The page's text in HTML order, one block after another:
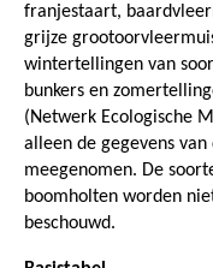
franjestaart,
grijze
wintertellingen van
bunkers en
(Netwerk Ecologische
alleen de gegevens
meegenomen. De
boomholten worden
beschouwd.